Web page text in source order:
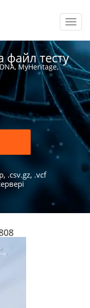
файл тесту
MyHeritage,
.csv.gz, .vcf